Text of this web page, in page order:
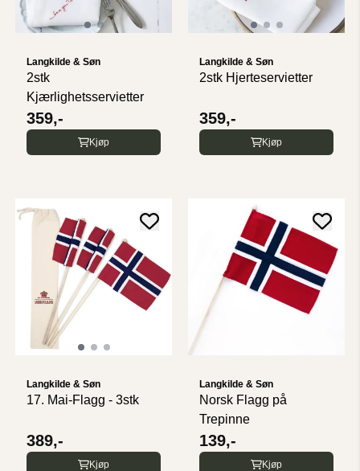
Langkilde & Søn
2stk
Kjærlighetsservietter
359,-
Kjøp
Langkilde & Søn
2stk Hjerteservietter
359,-
Kjøp
Langkilde & Søn
17. Mai-Flagg - 3stk
389,-
Kjøp
Langkilde & Søn
Norsk Flagg på
Trepinne
139,-
Kjøp